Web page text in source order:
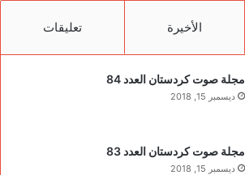
الأخيرة تعليقات
مجلة صوت كردستان العدد 84
ديسمبر 15, 2018
مجلة صوت كردستان العدد 83
ديسمبر 15, 2018